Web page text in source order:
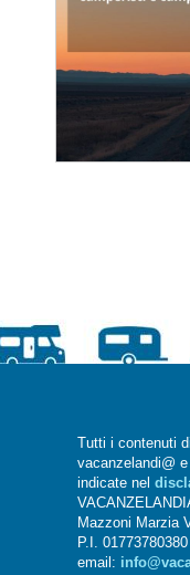
Tutti i contenuti
vacanzelandi@
indicate nel
Mazzoni Marzia
P.I.
email: